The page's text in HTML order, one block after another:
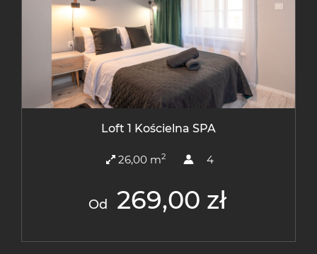
Loft 1 Kościelna SPA
26,00 m2 4
Od 269,00 zł